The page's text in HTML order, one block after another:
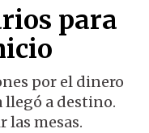
para
por el dinero
llegó a destino.
mesas.